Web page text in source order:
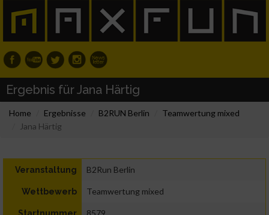
Ergebnis für Jana Härtig
Home Ergebnisse B2RUN Berlin
Teamwertung mixed
Jana Härtig
Veranstaltung B2Run Berlin
Wettbewerb Teamwertung mixed